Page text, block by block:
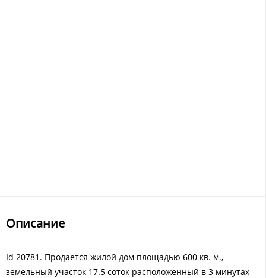
Описание
Id 20781. Продается жилой дом площадью 600 кв. м.,
земельный участок 17.5 соток расположенный в 3 минутах